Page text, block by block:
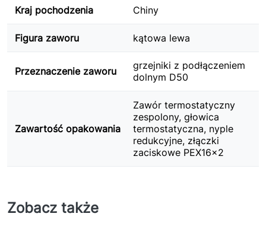
Kraj pochodzenia Chiny
Figura zaworu kątowa lewa
Przeznaczenie zaworu
grzejniki z podłączeniem
dolnym D50
Zawartość opakowania
Zawór termostatyczny
zespolony, głowica
termostatyczna, nyple
redukcyjne, złączki
zaciskowe PEX16x2
Zobacz także